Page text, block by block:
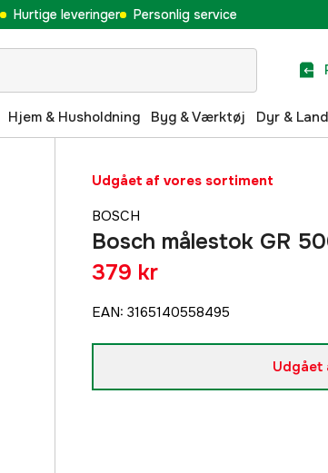
Hurtige leveringer Personlig service
Hjem & Husholdning Byg & Værktøj Dyr &
Udgået af vores sortiment
BOSCH
Bosch målestok GR
379 kr
EAN: 3165140558495
Udgået